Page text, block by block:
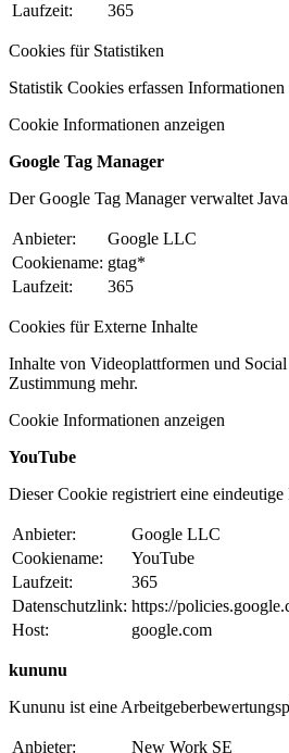
Laufzeit:
365
Cookies für Statistiken
Statistik Cookies erfassen
Cookie Informationen anzeigen
Google Tag Manager
Der Google Tag Manager verwaltet
Anbieter:
Google LLC
Cookiename: gtag*
Laufzeit:
365
Cookies für Externe Inhalte
Inhalte von Videoplattformen und
Zustimmung mehr.
Cookie Informationen anzeigen
YouTube
Dieser Cookie registriert eine
Anbieter:
Google LLC
Cookiename:
YouTube
Laufzeit:
365
Datenschutzlink: https://
Host:
google.com
kununu
Kununu ist eine
Anbieter:
New Work SE